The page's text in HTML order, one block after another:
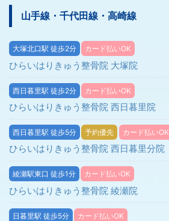
山手線・千代田線・高崎線
大塚北口駅 徒歩2分 カード払いOK
ひらいはりきゅう整骨院 大塚院
西日暮里駅 徒歩2分 カード払いOK
ひらいはりきゅう整骨院 西日暮里院
西日暮里駅 徒歩5分 予約優先 カード払いOK
ひらいはりきゅう整骨院 西日暮里分院
綾瀬駅東口 徒歩1分 カード払いOK
ひらいはりきゅう整骨院 綾瀬院
日暮里駅 徒歩5分 カード払いOK